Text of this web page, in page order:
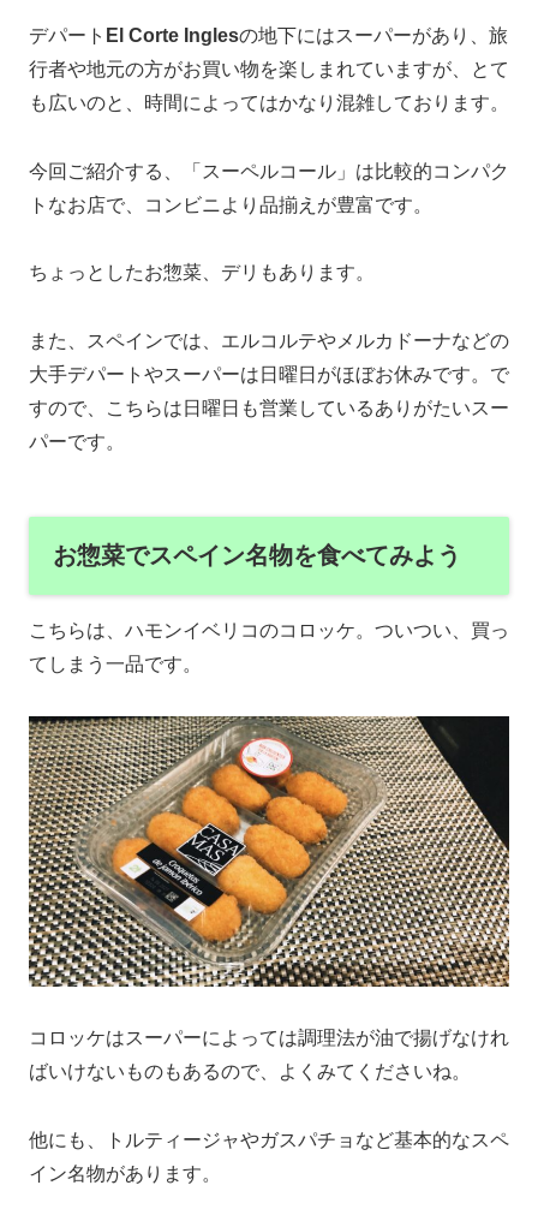
デパート El Corte Inglesの地下にはスーパーがあり、旅
行者や地元の方がお買い物を楽しまれていますが、とて
も広いのと、時間によってはかなり混雑しております。
今回ご紹介する、「スーペルコール」は比較的コンパク
トなお店で、コンビニより品揃えが豊富です。
ちょっとしたお惣菜、デリもあります。
また、スペインでは、エルコルテやメルカドーナなどの
大手デパートやスーパーは日曜日がほぼお休みです。で
すので、こちらは日曜日も営業しているありがたいスー
パーです。
お惣菜でスペイン名物を食べてみよう
こちらは、ハモンイベリコのコロッケ。ついつい、買っ
てしまう一品です。
コロッケはスーパーによっては調理法が油で揚げなけれ
ばいけないものもあるので、よくみてくださいね。
他にも、トルティージャやガスパチョなど基本的なスペ
イン名物があります。